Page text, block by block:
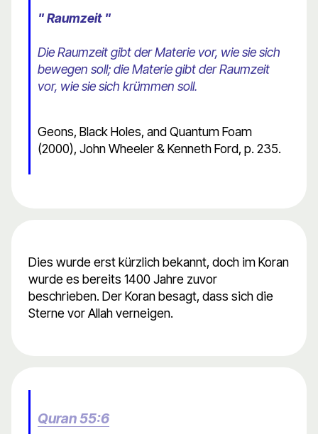
" Raumzeit "
Die Raumzeit gibt der Materie vor, wie sie sich
bewegen soll; die Materie gibt der Raumzeit
vor, wie sie sich krümmen soll.
Geons, Black Holes, and Quantum Foam
(2000), John Wheeler & Kenneth Ford, p. 235.
Dies wurde erst kürzlich bekannt, doch im Koran
wurde es bereits 1400 Jahre zuvor
beschrieben. Der Koran besagt, dass sich die
Sterne vor Allah verneigen.
Quran 55:6